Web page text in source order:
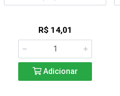
R$ 14,01
Adicionar